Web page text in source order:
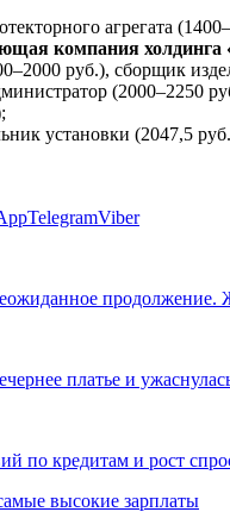
агрегата
компания
руб.), сборщик
(2000–2250
установки (2047,5
TelegramViber
продолжение.
платье и
по кредитам и рост
высокие зарплаты